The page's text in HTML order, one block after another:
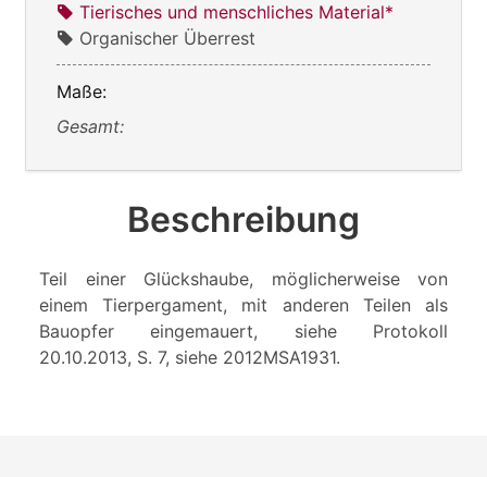
Tierisches und menschliches Material*
Organischer Überrest
Maße:
Gesamt:
Beschreibung
Teil einer Glückshaube, möglicherweise von
einem Tierpergament, mit anderen Teilen als
Bauopfer eingemauert, siehe Protokoll
20.10.2013, S. 7, siehe 2012MSA1931.